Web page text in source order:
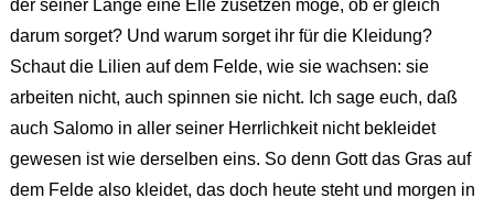
der seiner Länge eine Elle zusetzen möge, ob er gleich
darum sorget? Und warum sorget ihr für die Kleidung?
Schaut die Lilien auf dem Felde, wie sie wachsen: sie
arbeiten nicht, auch spinnen sie nicht. Ich sage euch, daß
auch Salomo in aller seiner Herrlichkeit nicht bekleidet
gewesen ist wie derselben eins. So denn Gott das Gras auf
dem Felde also kleidet, das doch heute steht und morgen in